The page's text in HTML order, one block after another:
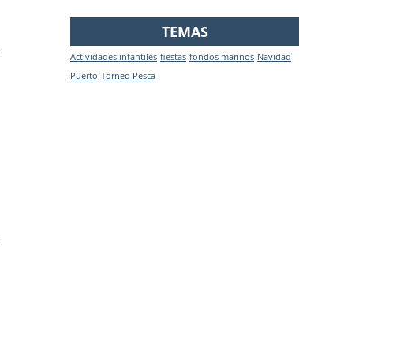
TEMAS
Actividades infantiles fiestas fondos marinos Navidad
Puerto Torneo Pesca